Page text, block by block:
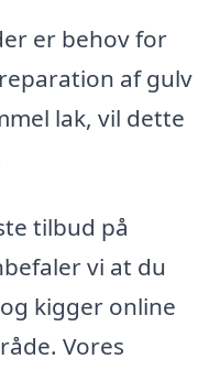
er behov for
af gulv
lak, vil dette
tilbud på
vi at du
kigger online
Vores